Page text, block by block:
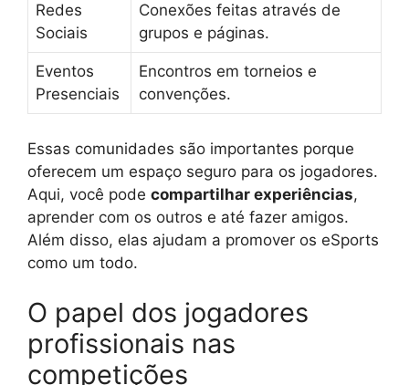
Redes
Sociais
Conexões feitas através de
grupos e páginas.
Eventos
Presenciais
Encontros em torneios e
convenções.
Essas comunidades são importantes porque
oferecem um espaço seguro para os jogadores.
Aqui, você pode compartilhar experiências,
aprender com os outros e até fazer amigos.
Além disso, elas ajudam a promover os eSports
como um todo.
O papel dos jogadores
profissionais nas
competições